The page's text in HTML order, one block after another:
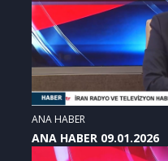
ANA HABER
ANA HABER 09.01.2026